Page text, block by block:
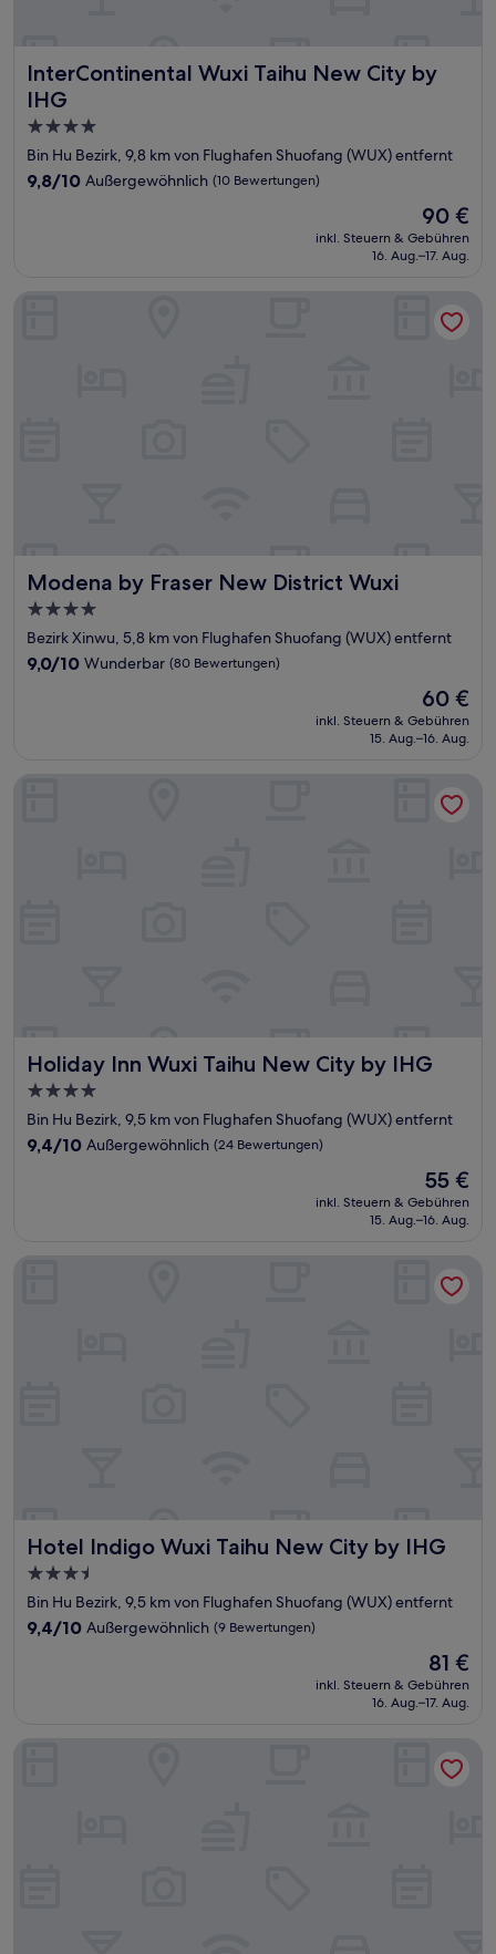
InterContinental Wuxi Taihu New City by
IHG
InterContinental Wuxi Taihu New City by IHG
4.0-
Sterne-
Unterkunft
Bin Hu Bezirk, 9,8 km von Flughafen Shuofang (WUX) entfernt
9.8
9,8/10 Außergewöhnlich (10 Bewertungen)
Der
Preis
beträgt
90 €
inkl. Steuern & Gebühren
16. Aug.–17. Aug.
Modena by Fraser New District Wuxi
Modena by Fraser New District Wuxi
4.0-
Sterne-
Unterkunft
Bezirk Xinwu, 5,8 km von Flughafen Shuofang (WUX) entfernt
9.0
9,0/10 Wunderbar (80 Bewertungen)
Der
Preis
beträgt
60 €
inkl. Steuern & Gebühren
15. Aug.–16. Aug.
Holiday Inn Wuxi Taihu New City by IHG
Holiday Inn Wuxi Taihu New City by IHG
4.0-
Sterne-
Unterkunft
Bin Hu Bezirk, 9,5 km von Flughafen Shuofang (WUX) entfernt
9.4
9,4/10 Außergewöhnlich (24 Bewertungen)
Der
Preis
beträgt
55 €
inkl. Steuern & Gebühren
15. Aug.–16. Aug.
Holiday Inn Wuxi Taihu New City by IHG
Hotel Indigo Wuxi Taihu New City by IHG
Hotel Indigo Wuxi Taihu New City by IHG
3.5-
Sterne-
Unterkunft
Bin Hu Bezirk, 9,5 km von Flughafen Shuofang (WUX) entfernt
9.4
9,4/10 Außergewöhnlich (9 Bewertungen)
Der
Preis
beträgt
81 €
inkl. Steuern & Gebühren
16. Aug.–17. Aug.
Holiday Inn Express Wuxi East Station by IHG